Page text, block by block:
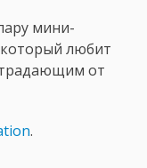
мини-
любит
от
.